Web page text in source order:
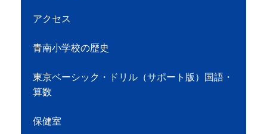
アクセス
青南小学校の歴史
東京ベーシック・ドリル（サポート版）国語・
算数
保健室